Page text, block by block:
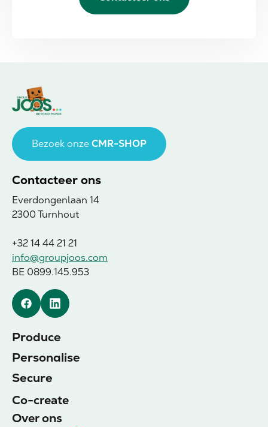
Bezoek onzeCMR-SHOP
Contacteer ons
Everdongenlaan 14
2300 Turnhout
+32 14 44 21 21
info@groupjoos.com
BE 0899.145.953
FacebookLinkedin
Produce
Personalise
Secure
Co-create
Over ons